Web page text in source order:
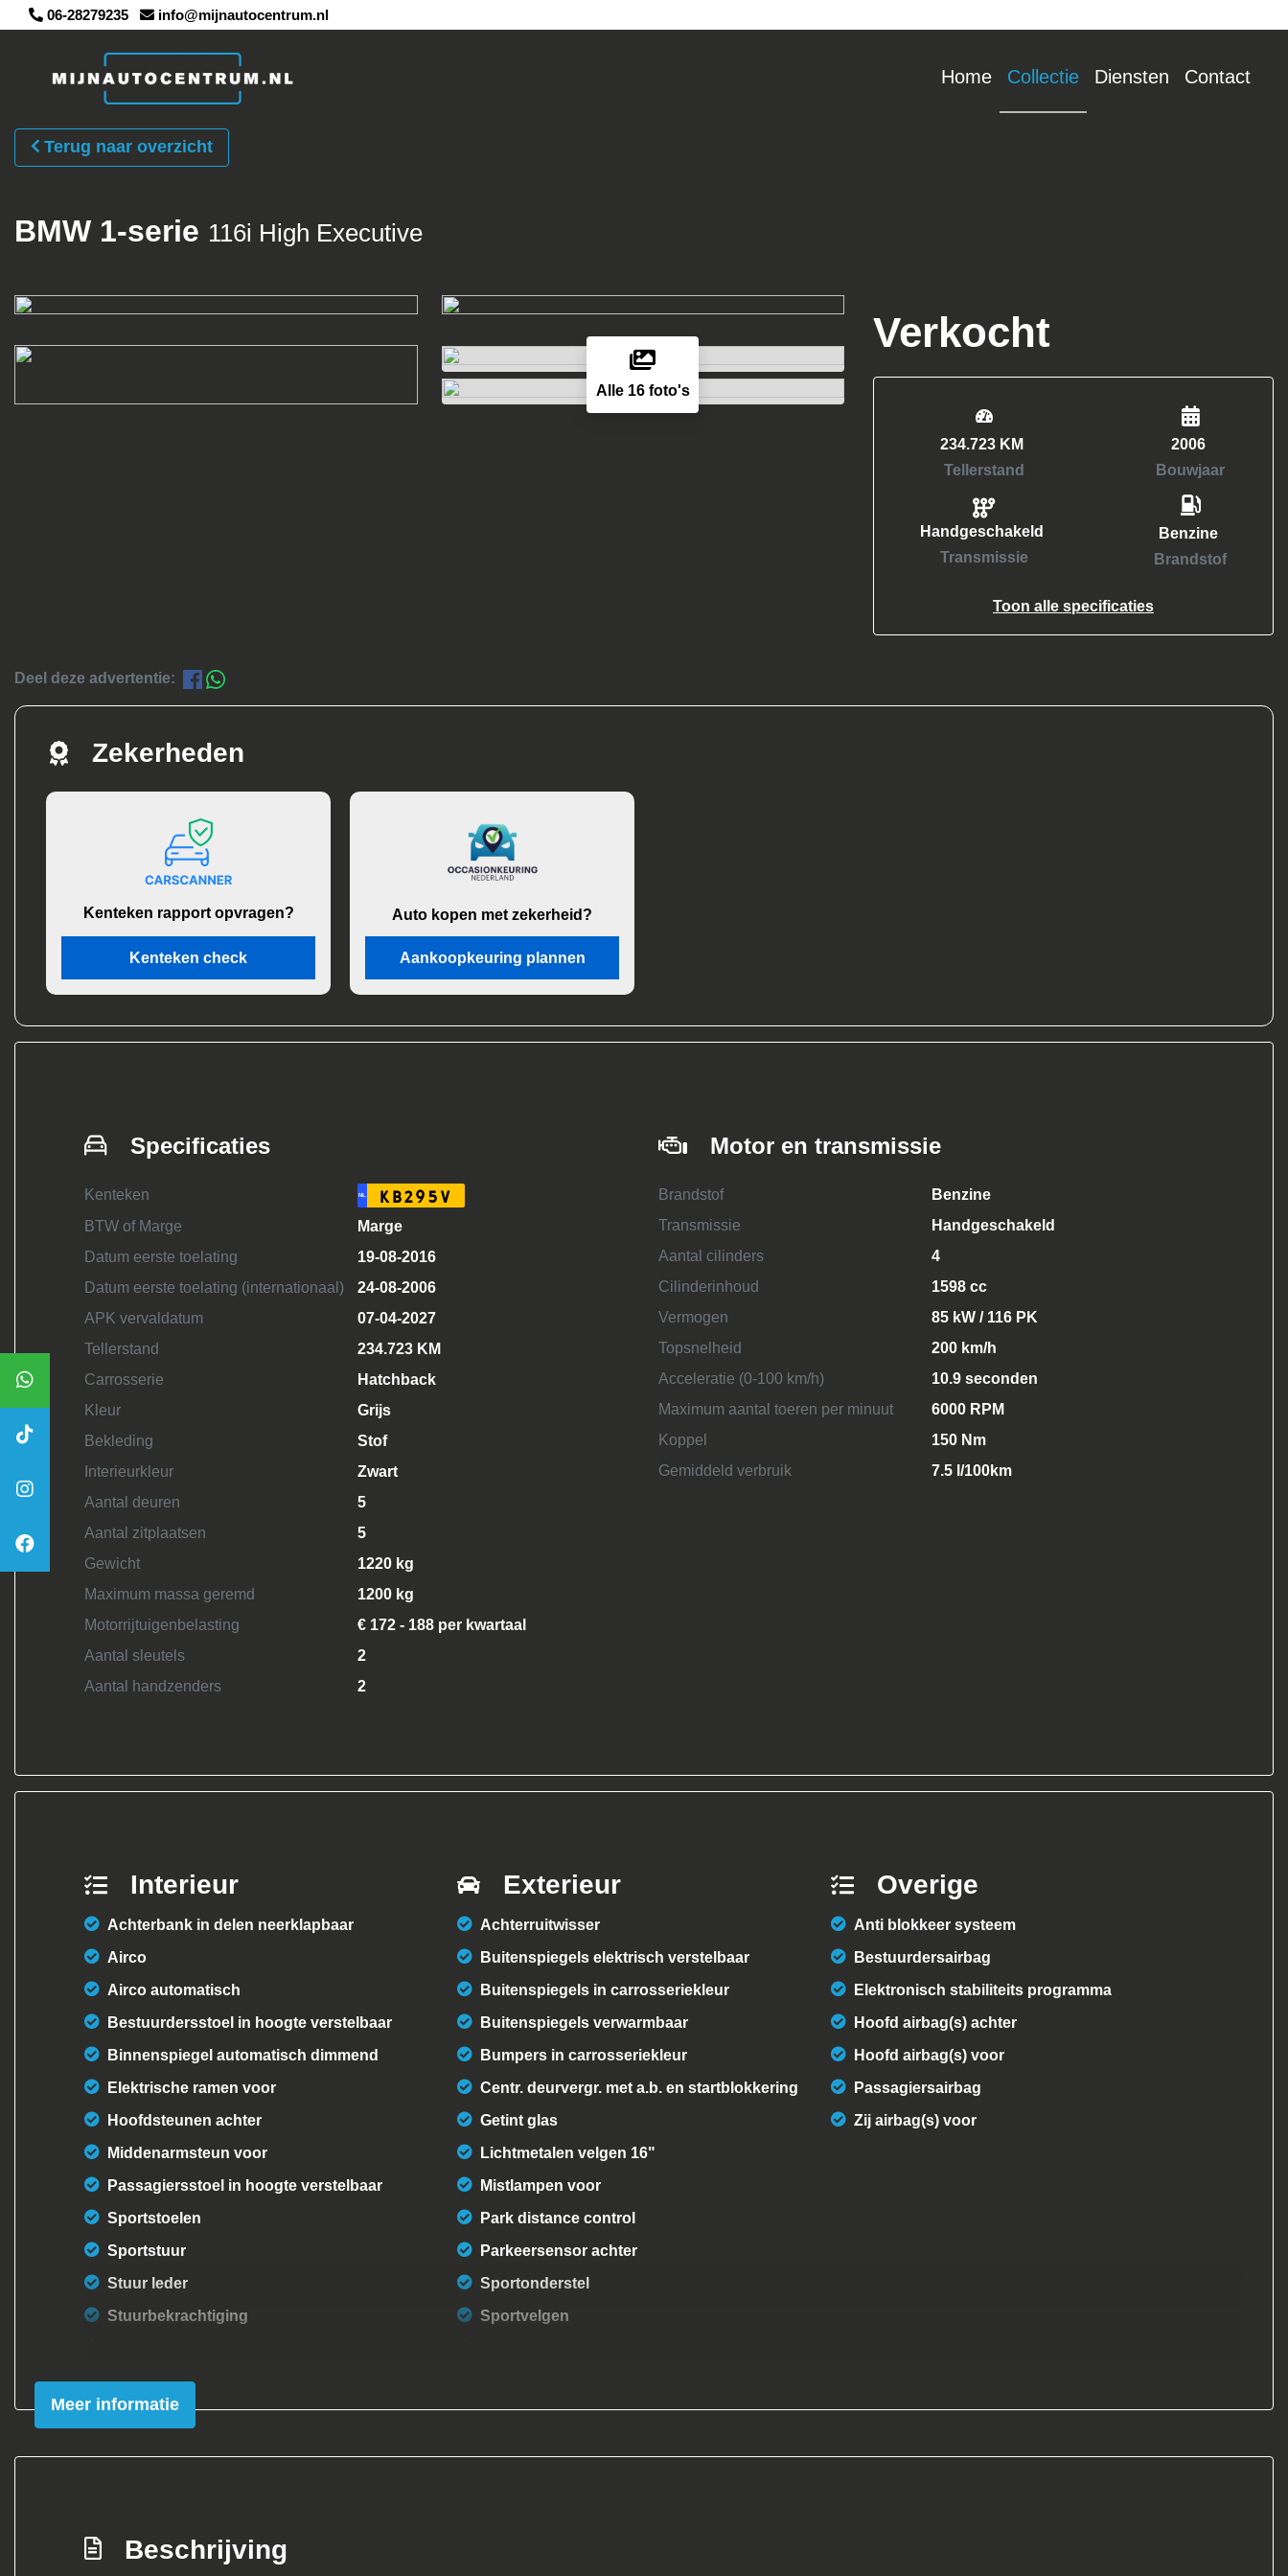
06-28279235 info@mijnautocentrum.nl
Home Collectie Diensten Contact
Terug naar overzicht
BMW 1-serie 116i High Executive
Alle 16 foto's
Verkocht
234.723 KM
Tellerstand
Handgeschakeld
Transmissie
2006
Bouwjaar
Benzine
Brandstof
Toon alle specificaties
Deel deze advertentie:
Zekerheden
Kenteken rapport opvragen?
Kenteken check
Auto kopen met zekerheid?
Aankoopkeuring plannen
Specificaties
Kenteken NL KB295V
BTW of Marge
Marge
Datum eerste toelating
19-08-2016
Datum eerste toelating (internationaal)
24-08-2006
APK vervaldatum
07-04-2027
Tellerstand
234.723 KM
Carrosserie
Hatchback
Kleur
Grijs
Bekleding
Stof
Interieurkleur
Zwart
Aantal deuren
5
Aantal zitplaatsen
5
Gewicht
1220 kg
Maximum massa geremd
1200 kg
Motorrijtuigenbelasting
€ 172 - 188 per kwartaal
Aantal sleutels
2
Aantal handzenders
2
Motor en transmissie
Brandstof
Benzine
Transmissie
Handgeschakeld
Aantal cilinders
4
Cilinderinhoud
1598 cc
Vermogen
85 kW / 116 PK
Topsnelheid
200 km/h
Acceleratie (0-100 km/h)
10.9 seconden
Maximum aantal toeren per minuut
6000 RPM
Koppel
150 Nm
Gemiddeld verbruik
7.5 l/100km
Interieur
Achterbank in delen neerklapbaar
Airco
Airco automatisch
Bestuurdersstoel in hoogte verstelbaar
Binnenspiegel automatisch dimmend
Elektrische ramen voor
Hoofdsteunen achter
Middenarmsteun voor
Passagiersstoel in hoogte verstelbaar
Sportstoelen
Sportstuur
Stuur leder
Stuurbekrachtiging
Voorstoelen verwarmd
Exterieur
Achterruitwisser
Buitenspiegels elektrisch verstelbaar
Buitenspiegels in carrosseriekleur
Buitenspiegels verwarmbaar
Bumpers in carrosseriekleur
Centr. deurvergr. met a.b. en startblokkering
Getint glas
Lichtmetalen velgen 16"
Mistlampen voor
Park distance control
Parkeersensor achter
Sportonderstel
Sportvelgen
Overige
Anti blokkeer systeem
Bestuurdersairbag
Elektronisch stabiliteits programma
Hoofd airbag(s) achter
Hoofd airbag(s) voor
Passagiersairbag
Zij airbag(s) voor
Meer informatie
Beschrijving